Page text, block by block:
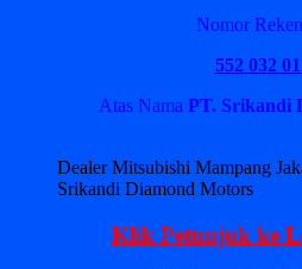
Nomor
552 032
Atas Nama PT. Srikandi
Dealer Mitsubishi Mampang
Srikandi Diamond Motors
Klik Petunjuk ke